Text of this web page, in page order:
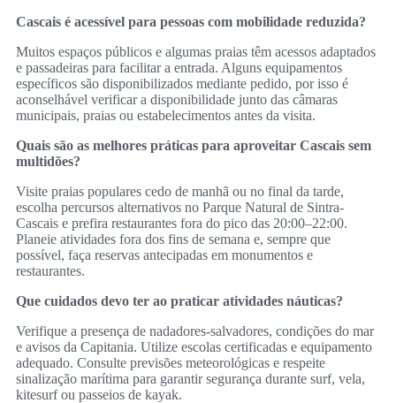
Cascais é acessível para pessoas com mobilidade reduzida?
Muitos espaços públicos e algumas praias têm acessos adaptados
e passadeiras para facilitar a entrada. Alguns equipamentos
específicos são disponibilizados mediante pedido, por isso é
aconselhável verificar a disponibilidade junto das câmaras
municipais, praias ou estabelecimentos antes da visita.
Quais são as melhores práticas para aproveitar Cascais sem
multidões?
Visite praias populares cedo de manhã ou no final da tarde,
escolha percursos alternativos no Parque Natural de Sintra-
Cascais e prefira restaurantes fora do pico das 20:00–22:00.
Planeie atividades fora dos fins de semana e, sempre que
possível, faça reservas antecipadas em monumentos e
restaurantes.
Que cuidados devo ter ao praticar atividades náuticas?
Verifique a presença de nadadores-salvadores, condições do mar
e avisos da Capitania. Utilize escolas certificadas e equipamento
adequado. Consulte previsões meteorológicas e respeite
sinalização marítima para garantir segurança durante surf, vela,
kitesurf ou passeios de kayak.